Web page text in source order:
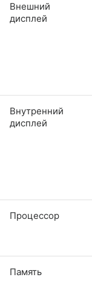
Внешний
дисплей
Внутренний
дисплей
Процессор
Память